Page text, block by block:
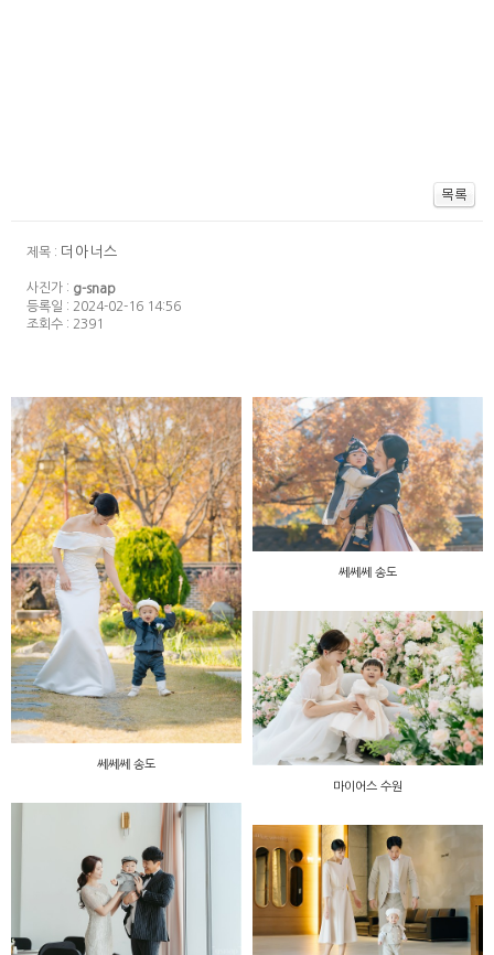
제목 : 더아너스
사진가 : g-snap
등록일 : 2024-02-16 14:56
조회수 : 2391
쎄쎄쎄 송도
쎄쎄쎄 송도
마이어스 수원